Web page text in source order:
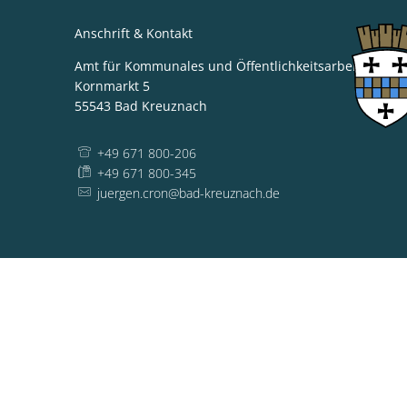
Anschrift & Kontakt
Amt für Kommunales und Öffentlichkeitsarbeit
Kornmarkt 5
55543 Bad Kreuznach
+49 671 800-206
+49 671 800-345
juergen.cron@bad-kreuznach.de